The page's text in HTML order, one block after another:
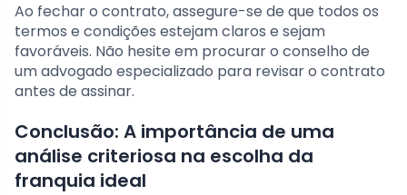
Ao fechar o contrato, assegure-se de que todos os
termos e condições estejam claros e sejam
favoráveis. Não hesite em procurar o conselho de
um advogado especializado para revisar o contrato
antes de assinar.
Conclusão: A importância de uma
análise criteriosa na escolha da
franquia ideal